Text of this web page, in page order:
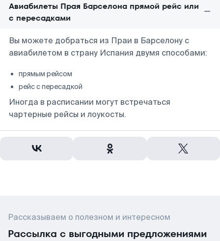
Авиабилеты Прая Барселона прямой рейс или
с пересадками
Вы можете добраться из Праи в Барселону с
авиабилетом в страну Испания двумя способами:
прямым рейсом
рейс с пересадкой
Иногда в расписании могут встречаться
чартерные рейсы и лоукосты.
Рассказываем о полезном и интересном
Рассылка с выгодными предложениями